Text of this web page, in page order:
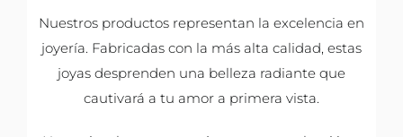
Nuestros productos representan la excelencia en
joyería. Fabricadas con la más alta calidad, estas
joyas desprenden una belleza radiante que
cautivará a tu amor a primera vista.